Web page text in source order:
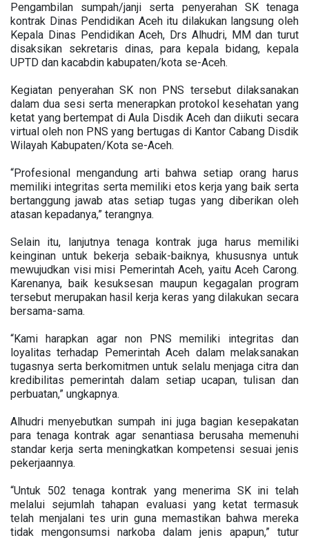
Pengambilan sumpah/janji serta penyerahan SK tenaga
kontrak Dinas Pendidikan Aceh itu dilakukan langsung oleh
Kepala Dinas Pendidikan Aceh, Drs Alhudri, MM dan turut
disaksikan sekretaris dinas, para kepala bidang, kepala
UPTD dan kacabdin kabupaten/kota se-Aceh.
Kegiatan penyerahan SK non PNS tersebut dilaksanakan
dalam dua sesi serta menerapkan protokol kesehatan yang
ketat yang bertempat di Aula Disdik Aceh dan diikuti secara
virtual oleh non PNS yang bertugas di Kantor Cabang Disdik
Wilayah Kabupaten/Kota se-Aceh.
“Profesional mengandung arti bahwa setiap orang harus
memiliki integritas serta memiliki etos kerja yang baik serta
bertanggung jawab atas setiap tugas yang diberikan oleh
atasan kepadanya,” terangnya.
Selain itu, lanjutnya tenaga kontrak juga harus memiliki
keinginan untuk bekerja sebaik-baiknya, khususnya untuk
mewujudkan visi misi Pemerintah Aceh, yaitu Aceh Carong.
Karenanya, baik kesuksesan maupun kegagalan program
tersebut merupakan hasil kerja keras yang dilakukan secara
bersama-sama.
“Kami harapkan agar non PNS memiliki integritas dan
loyalitas terhadap Pemerintah Aceh dalam melaksanakan
tugasnya serta berkomitmen untuk selalu menjaga citra dan
kredibilitas pemerintah dalam setiap ucapan, tulisan dan
perbuatan,” ungkapnya.
Alhudri menyebutkan sumpah ini juga bagian kesepakatan
para tenaga kontrak agar senantiasa berusaha memenuhi
standar kerja serta meningkatkan kompetensi sesuai jenis
pekerjaannya.
“Untuk 502 tenaga kontrak yang menerima SK ini telah
melalui sejumlah tahapan evaluasi yang ketat termasuk
telah menjalani tes urin guna memastikan bahwa mereka
tidak mengonsumsi narkoba dalam jenis apapun,” tutur